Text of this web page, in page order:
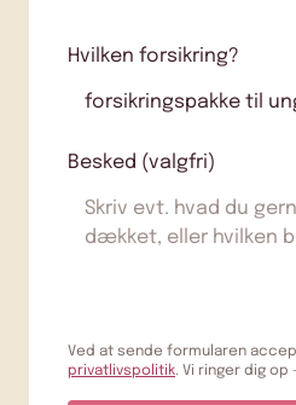
Hvilken forsikring?
Besked (valgfri)
Ved at sende formularen
privatlivspolitik. Vi ringer dig op